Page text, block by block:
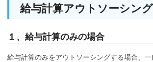
給与計算アウトソーシン
１、給与計算のみの場合
給与計算のみをアウトソーシングする場合、